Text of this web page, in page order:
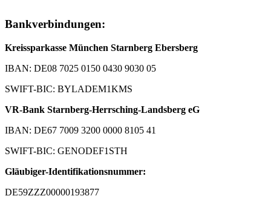
Bankverbindungen:
Kreissparkasse München Starnberg Ebersberg
IBAN: DE08 7025 0150 0430 9030 05
SWIFT-BIC: BYLADEM1KMS
VR-Bank Starnberg-Herrsching-Landsberg eG
IBAN: DE67 7009 3200 0000 8105 41
SWIFT-BIC: GENODEF1STH
Gläubiger-Identifikationsnummer:
DE59ZZZ00000193877